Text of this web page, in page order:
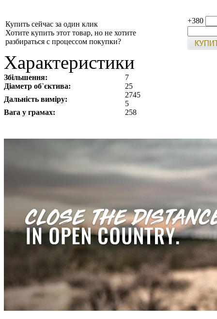
Купить сейчас за один клик
Хотите купить этот товар, но не хотите
разбираться с процессом покупки?
+380
Характеристики
Збільшення:
7
Діаметр об`єктива:
25
Дальність виміру:
2745
5
Вага у грамах:
258